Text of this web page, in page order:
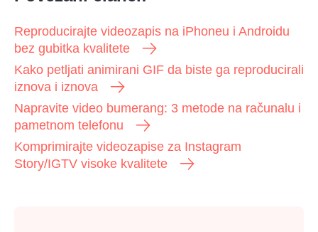
Reproducirajte videozapis na iPhoneu i Androidu
bez gubitka kvalitete
Kako petljati animirani GIF da biste ga reproducirali
iznova i iznova
Napravite video bumerang: 3 metode na računalu i
pametnom telefonu
Komprimirajte videozapise za Instagram
Story/IGTV visoke kvalitete